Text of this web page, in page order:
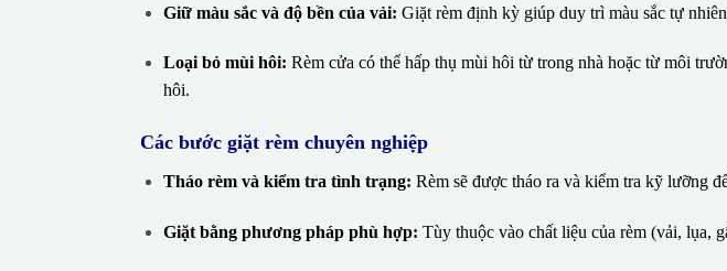
Giữ màu sắc và độ bền của vải: Giặt rèm định kỳ giúp duy trì màu sắc tự
Loại bỏ mùi hôi: Rèm cửa có thể hấp thụ mùi hôi từ trong nhà hoặc từ môi
hôi.
Các bước giặt rèm chuyên nghiệp
Tháo rèm và kiểm tra tình trạng: Rèm sẽ được tháo ra và kiểm tra kỹ lưỡng
Giặt bằng phương pháp phù hợp: Tùy thuộc vào chất liệu của rèm (vải, lụa,